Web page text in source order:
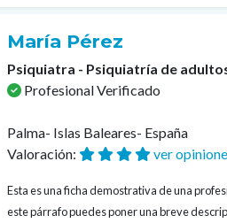
María Pérez
Psiquiatra - Psiquiatría de
Profesional Verificado
Palma- Islas Baleares- España
Valoración:
ver
Esta es una ficha demostrativa de una
este párrafo puedes poner una breve